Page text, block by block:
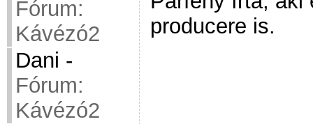
Fórum:
Kávézó2
Dani -
Fórum:
Kávézó2
producere is.